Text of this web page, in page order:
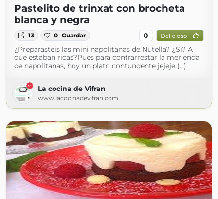
Pastelito de trinxat con brocheta
blanca y negra
13 0 Guardar 0 Delicioso
¿Preparasteis las mini napolitanas de Nutella? ¿Si? A
que estaban ricas?Pues para contrarrestar la merienda
de napolitanas, hoy un plato contundente jejeje (...)
La cocina de Vifran
www.lacocinadevifran.com